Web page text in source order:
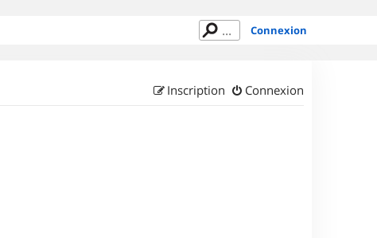
Connexion
Connexion
Inscription